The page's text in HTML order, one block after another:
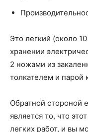
Это легкий (около
хранении
2 ножами из
толкателем и парой
Обратной стороной
является то, что
легких работ, и вы